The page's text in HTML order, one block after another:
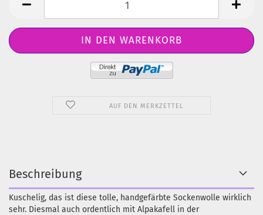
AUF DEN MERKZETTEL
Beschreibung
Kuschelig, das ist diese tolle, handgefärbte Sockenwolle wirklich
sehr. Diesmal auch ordentlich mit Alpakafell in der